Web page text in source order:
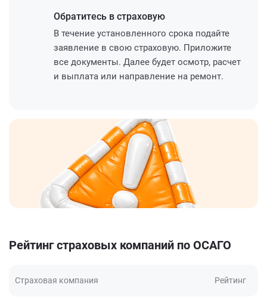
Обратитесь в страховую
В течение установленного срока подайте
заявление в свою страховую. Приложите
все документы. Далее будет осмотр, расчет
и выплата или направление на ремонт.
Рейтинг страховых компаний по ОСАГО
Страховая компания Рейтинг